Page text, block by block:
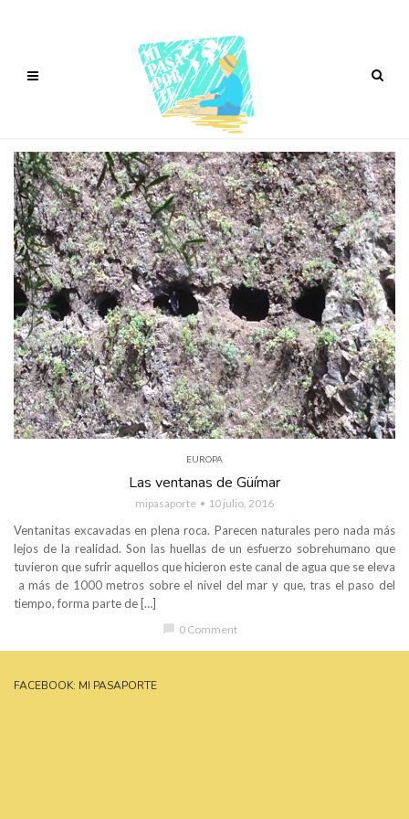
EUROPA
Las ventanas de Güímar
mipasaporte 10 julio, 2016
Ventanitas excavadas en plena roca. Parecen naturales pero nada más
lejos de la realidad. Son las huellas de un esfuerzo sobrehumano que
tuvieron que sufrir aquellos que hicieron este canal de agua que se eleva
a más de 1000 metros sobre el nivel del mar y que, tras el paso del
tiempo, forma parte de […]
0 Comment
FACEBOOK: MI PASAPORTE